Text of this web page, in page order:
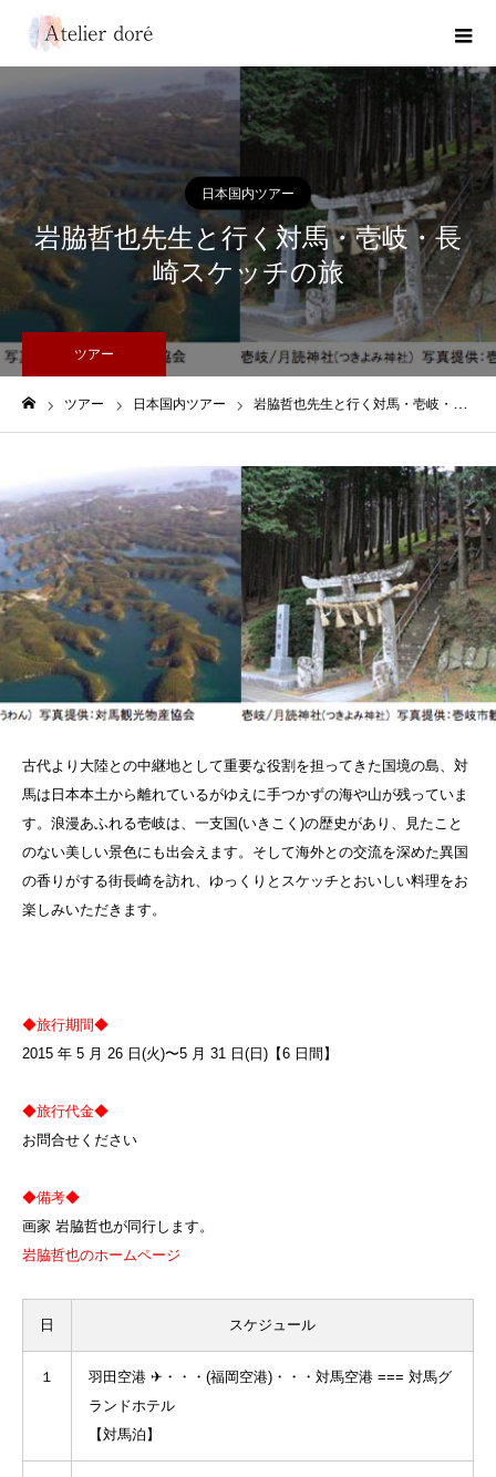
日本国内ツアー
岩脇哲也先生と行く対馬・壱岐・長
崎スケッチの旅
ツアー
ツアー 日本国内ツアー 岩脇哲也先生と行く対馬・壱岐・長崎スケッチの旅
古代より大陸との中継地として重要な役割を担ってきた国境の島、対
馬は日本本土から離れているがゆえに手つかずの海や山が残っていま
す。浪漫あふれる壱岐は、一支国(いきこく)の歴史があり、見たこと
のない美しい景色にも出会えます。そして海外との交流を深めた異国
の香りがする街長崎を訪れ、ゆっくりとスケッチとおいしい料理をお
楽しみいただきます。
◆旅行期間◆
2015 年 5 月 26 日(火)〜5 月 31 日(日)【6 日間】
◆旅行代金◆
お問合せください
◆備考◆
画家 岩脇哲也が同行します。
岩脇哲也のホームページ
日 スケジュール
１
羽田空港 ✈・・・(福岡空港)・・・対馬空港 === 対馬グ
ランドホテル
【対馬泊】